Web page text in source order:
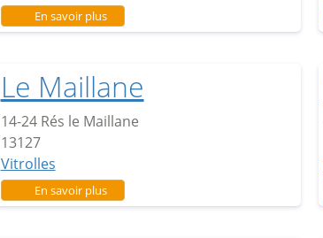
En savoir plussur Hermès
Le Maillane
14-24 Rés le Maillane
13127
Vitrolles
En savoir plussur Le Maillane